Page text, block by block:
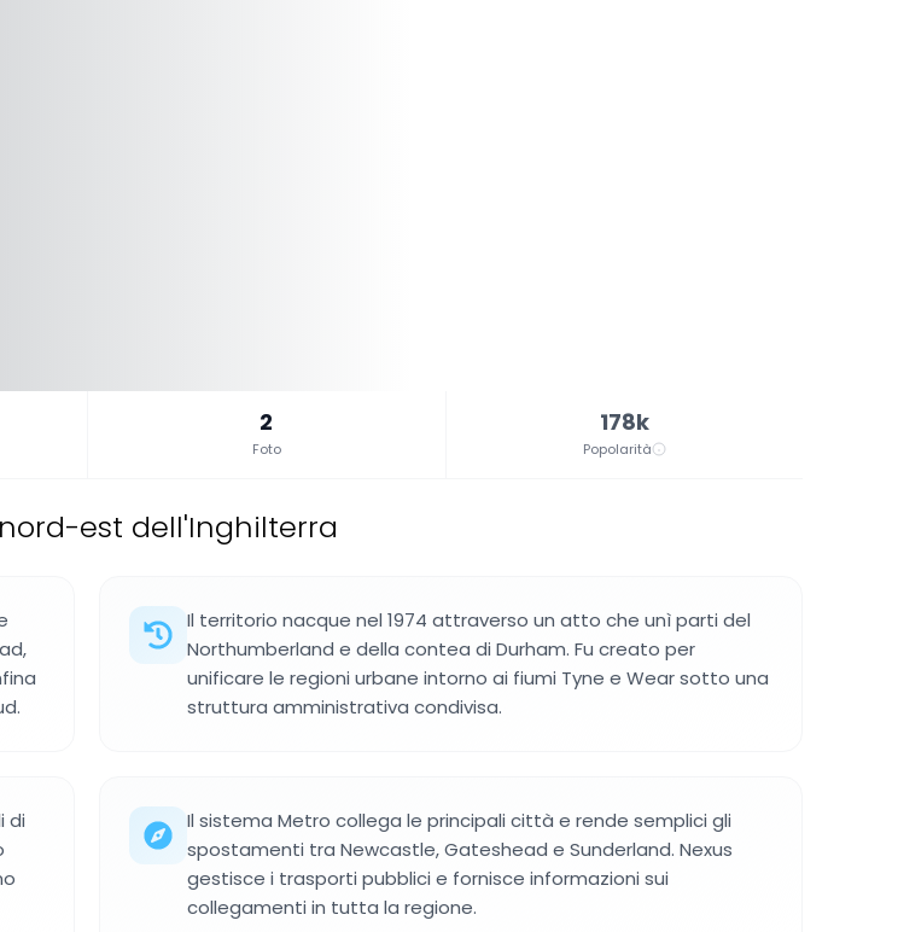
2
Foto
178k
Popolarità
est dell'Inghilterra
Il territorio nacque nel 1974 attraverso un atto che unì parti del
Northumberland e della contea di Durham. Fu creato per
unificare le regioni urbane intorno ai fiumi Tyne e Wear sotto una
struttura amministrativa condivisa.
di
Il sistema Metro collega le principali città e rende semplici gli
spostamenti tra Newcastle, Gateshead e Sunderland. Nexus
gestisce i trasporti pubblici e fornisce informazioni sui
collegamenti in tutta la regione.